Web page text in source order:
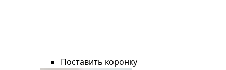
Поставить коронку